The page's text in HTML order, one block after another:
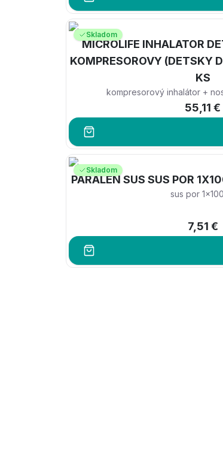
Skladom
MICROLIFE INHALATOR
KOMPRESOROVY (DETSKY
KS
kompresorový inhalátor +
55,11 €
Skladom
PARALEN SUS SUS POR
sus por
7,51 €